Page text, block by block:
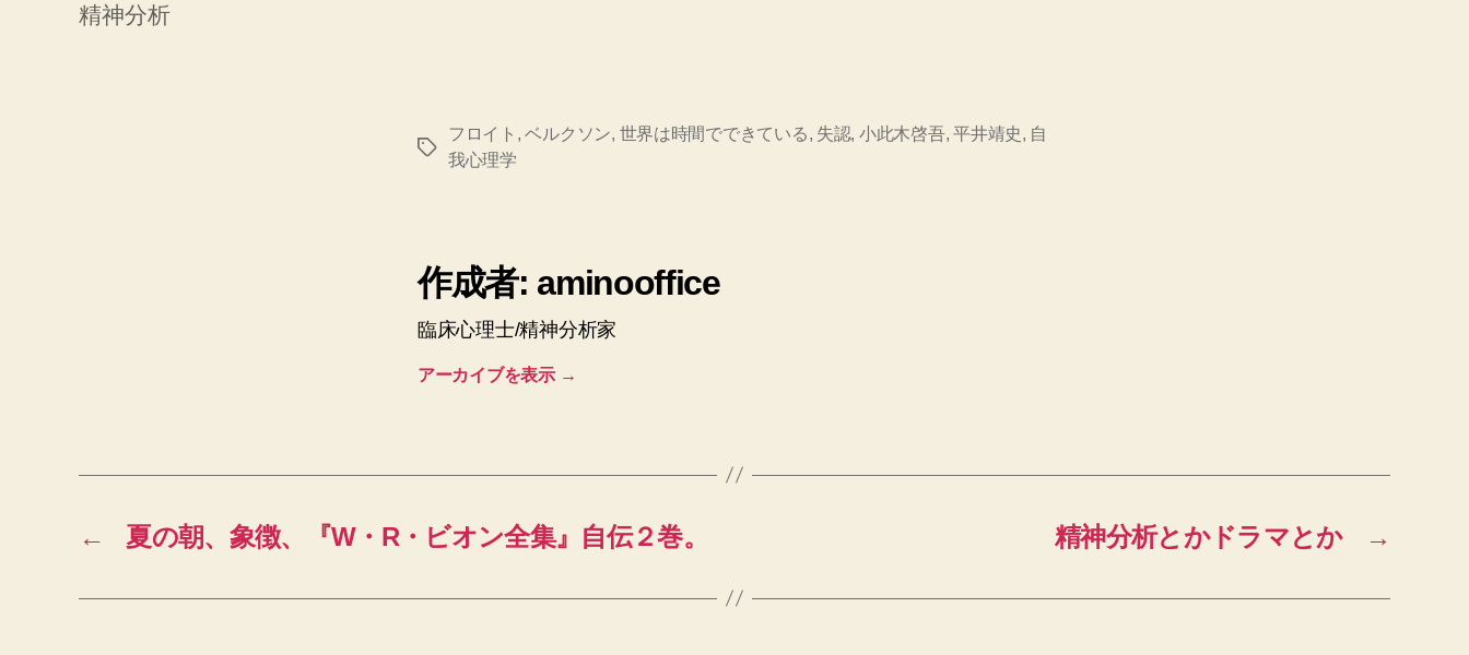
精神分析
タ
フロイト ,ベルクソン, 世界は時間でできている, 失認, 小此木啓吾,平井靖史, 自
我心理学
作成者: aminooffice
臨床心理士/精神分析家
アーカイブを表示 →
← 夏の朝、象徴、『W・R・ビオン全集』自伝２巻。 →
精神分析とかドラマとか